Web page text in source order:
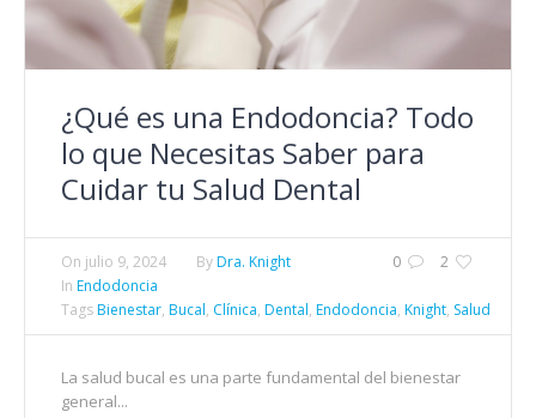
¿Qué es una Endodoncia? Todo
lo que Necesitas Saber para
Cuidar tu Salud Dental
0 2
On julio 9, 2024 ByDra. Knight
In Endodoncia
TagsBienestar, Bucal, Clínica, Dental, Endodoncia, Knight, Salud
La salud bucal es una parte fundamental del bienestar
general...